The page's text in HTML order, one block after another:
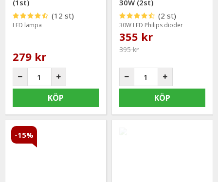
(1st)
(12 st)
LED lampa
279 kr
KÖP
30W (2st)
(2 st)
30W LED Philips dioder
355 kr
395 kr
KÖP
-15%